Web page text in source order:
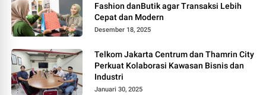
Fashion danButik agar Transaksi Lebih
Cepat dan Modern
Desember 18, 2025
Telkom Jakarta Centrum dan Thamrin City
Perkuat Kolaborasi Kawasan Bisnis dan
Industri
Januari 30, 2025